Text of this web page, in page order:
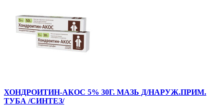
ХОНДРОИТИН-АКОС 5% 30Г. МАЗЬ Д/НАРУЖ.ПРИМ.
ТУБА /СИНТЕЗ/